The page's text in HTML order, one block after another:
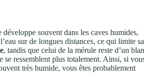
souvent dans les caves humides,
sur de longues distances, ce qui limite sa
, tandis que celui de la mérule reste d’un
se ressemblent plus totalement. Ainsi, si
très humide, vous êtes probablement